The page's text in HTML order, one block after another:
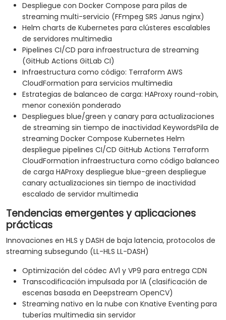
Despliegue con Docker Compose para pilas de
streaming multi-servicio (FFmpeg SRS Janus nginx)
Helm charts de Kubernetes para clústeres escalables
de servidores multimedia
Pipelines CI/CD para infraestructura de streaming
(GitHub Actions GitLab CI)
Infraestructura como código: Terraform AWS
CloudFormation para servicios multimedia
Estrategias de balanceo de carga: HAProxy round-robin,
menor conexión ponderado
Despliegues blue/green y canary para actualizaciones
de streaming sin tiempo de inactividad KeywordsPila de
streaming Docker Compose Kubernetes Helm
despliegue pipelines CI/CD GitHub Actions Terraform
CloudFormation infraestructura como código balanceo
de carga HAProxy despliegue blue-green despliegue
canary actualizaciones sin tiempo de inactividad
escalado de servidor multimedia
Tendencias emergentes y aplicaciones
prácticas
Innovaciones en HLS y DASH de baja latencia, protocolos de
streaming subsegundo (LL-HLS LL-DASH)
Optimización del códec AV1 y VP9 para entrega CDN
Transcodificación impulsada por IA (clasificación de
escenas basada en Deepstream OpenCV)
Streaming nativo en la nube con Knative Eventing para
tuberías multimedia sin servidor